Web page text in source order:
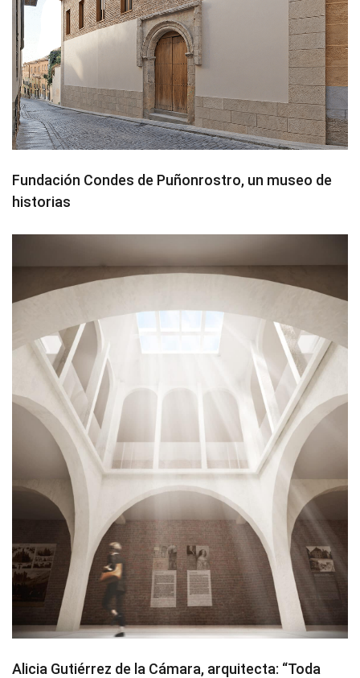
Fundación Condes de Puñonrostro, un museo de
historias
Alicia Gutiérrez de la Cámara, arquitecta: “Toda